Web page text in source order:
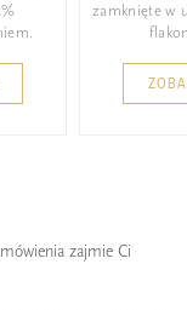
zamknięte w
zajmie Ci